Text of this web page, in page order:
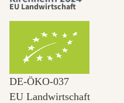
EU Landwirtschaft
DE‑ÖKO‑037
EU Landwirtschaft